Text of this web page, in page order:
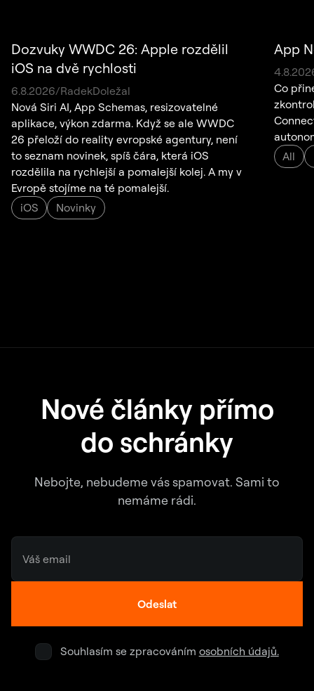
Dozvuky WWDC 26: Apple rozdělil
iOS na dvě rychlosti
6.8.2026/RadekDoležal
Nová Siri AI, App Schemas, resizovatelné
aplikace, výkon zdarma. Když se ale WWDC
26 přeloží do reality evropské agentury, není
to seznam novinek, spíš čára, která iOS
rozdělila na rychlejší a pomalejší kolej. A my v
Evropě stojíme na té pomalejší.
iOS
Novinky
App
4.8.
Co
All
Nové články přímo
do schránky
Nebojte, nebudeme vás spamovat. Sami to
nemáme rádi.
Odeslat
Souhlasím se zpracováním osobních údajů.